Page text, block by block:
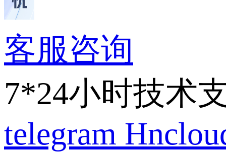
客服咨询
7*24小时技术
telegram